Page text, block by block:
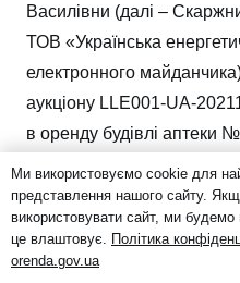
Василівни (далі –
ТОВ «Українська
електронного
аукціону LLE001-UA-
в оренду будівлі
447,76 кв. м,
обл., Тячівський район,
87
Зміст скарги:
Ми використовуємо cookie для
представлення нашого сайту.
використовувати сайт, ми
це влаштовує. Політика
orenda.gov.ua